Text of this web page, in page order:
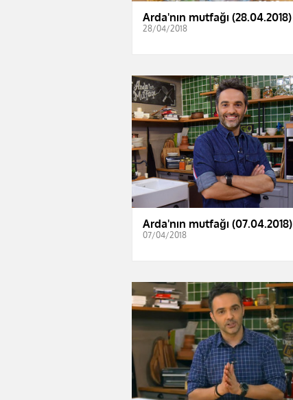
Arda'nın mutfağı (28.04.2018)
28/04/2018
Arda'nın mutfağı (07.04.2018)
07/04/2018